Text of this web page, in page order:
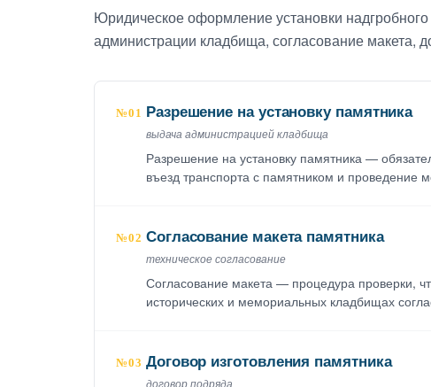
Юридическое оформление установки
администрации кладбища, согласование макета,
№01 Разрешение на установку памятника
выдача администрацией кладбища
Разрешение на установку памятника —
въезд транспорта с памятником и проведение
№02 Согласование макета памятника
техническое согласование
Согласование макета — процедура проверки,
исторических и мемориальных кладбищах
№03 Договор изготовления памятника
договор подряда